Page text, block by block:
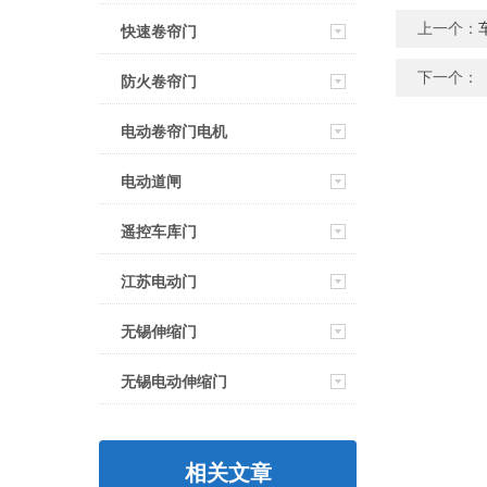
快速卷帘门
防火卷帘门
电动卷帘门电机
电动道闸
遥控车库门
江苏电动门
无锡伸缩门
无锡电动伸缩门
相关文章
上一个：
下一个：